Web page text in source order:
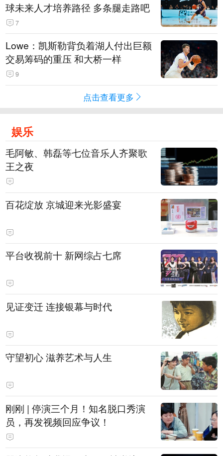
球未来人才培养路径 多条腿走路吧
7
Lowe：凯斯勒背负着湖人付出巨额
交易筹码的重压 和大桥一样
9
点击查看更多
娱乐
毛阿敏、韩磊等七位音乐人齐聚歌
王之夜
百花绽放 京城迎来光影盛宴
平台收视前十 新网综占七席
见证变迁 连接银幕与时代
守望初心 滋养艺术与人生
刚刚 | 停演三个月！知名脱口秀演
员，再发视频回应争议！